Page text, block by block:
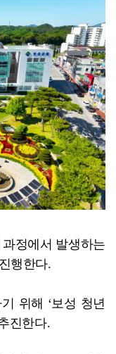
[종합]전남광주통합특별시 정무부시장 후보에 백승주·윤난...
정에서 발생하는
행한다.
위해 ‘보성 청년
진한다.